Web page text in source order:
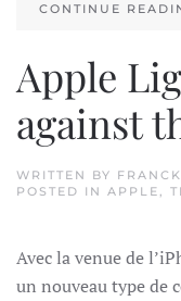
CONTINUE
Apple
against
WRITTEN BY
POSTED IN APPLE,
Avec la venue de
un nouveau type de